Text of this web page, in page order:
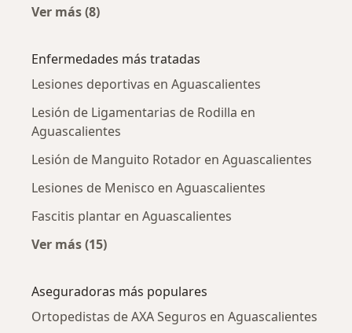
Ver más (8)
Enfermedades más tratadas
Lesiones deportivas en Aguascalientes
Lesión de Ligamentarias de Rodilla en
Aguascalientes
Lesión de Manguito Rotador en Aguascalientes
Lesiones de Menisco en Aguascalientes
Fascitis plantar en Aguascalientes
Ver más (15)
Aseguradoras más populares
Ortopedistas de AXA Seguros en Aguascalientes